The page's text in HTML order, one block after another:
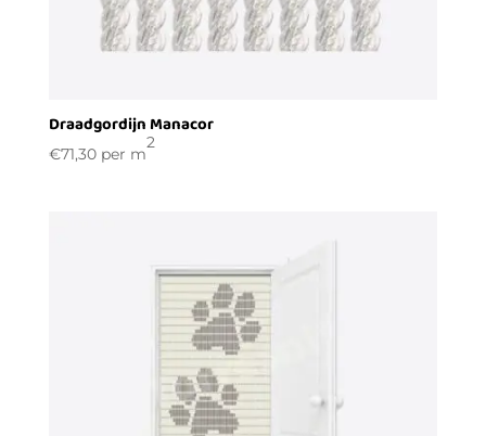
Draadgordijn Manacor
€71,30per m
2